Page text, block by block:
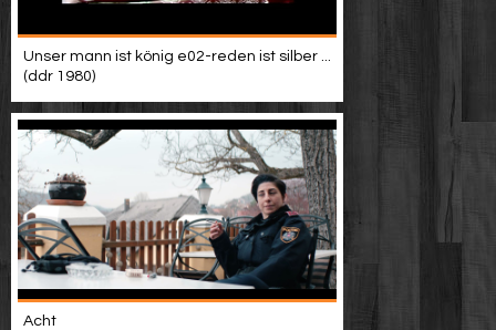
Unser mann ist könig e02-reden ist silber ...
(ddr 1980)
Acht